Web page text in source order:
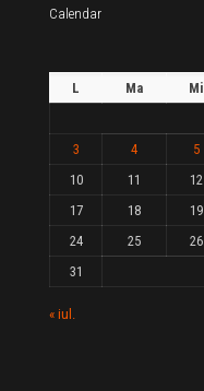
Calendar
L Ma Mi
3
4 5
10
11 12
17
18 19
24
25 26
31
« iul.